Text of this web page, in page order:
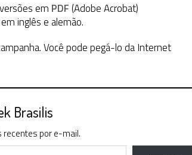
em PDF (Adobe Acrobat)
inglês e alemão.
Você pode pegá-lo da Internet
Brasilis
por e-mail.